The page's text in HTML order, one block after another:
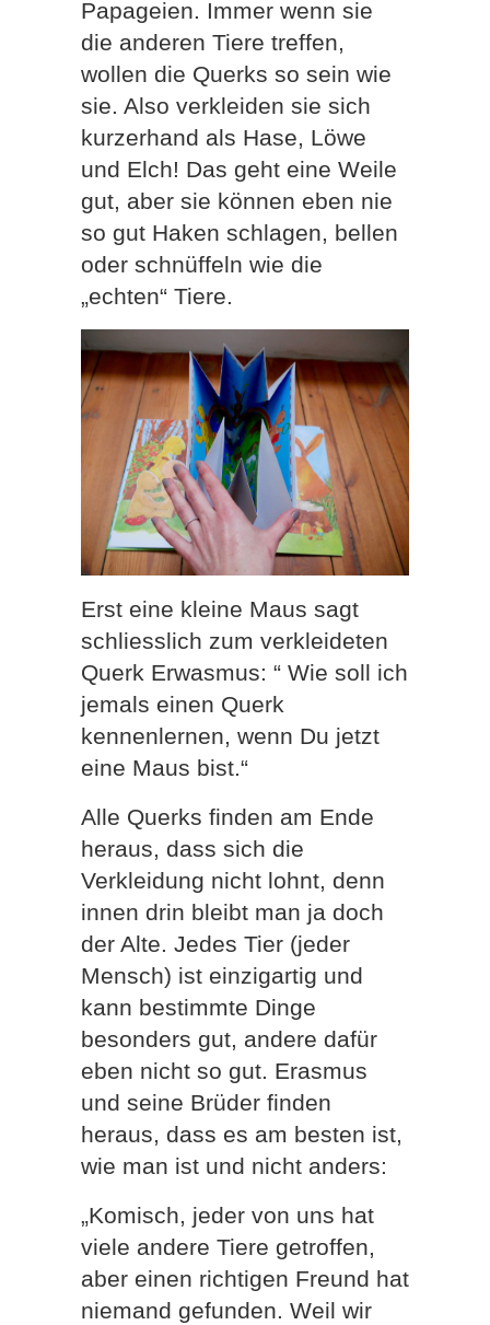
Papageien. Immer wenn sie
die anderen Tiere treffen,
wollen die Querks so sein wie
sie. Also verkleiden sie sich
kurzerhand als Hase, Löwe
und Elch! Das geht eine Weile
gut, aber sie können eben nie
so gut Haken schlagen, bellen
oder schnüffeln wie die
„echten“ Tiere.
Erst eine kleine Maus sagt
schliesslich zum verkleideten
Querk Erwasmus: “ Wie soll ich
jemals einen Querk
kennenlernen, wenn Du jetzt
eine Maus bist.“
Alle Querks finden am Ende
heraus, dass sich die
Verkleidung nicht lohnt, denn
innen drin bleibt man ja doch
der Alte. Jedes Tier (jeder
Mensch) ist einzigartig und
kann bestimmte Dinge
besonders gut, andere dafür
eben nicht so gut. Erasmus
und seine Brüder finden
heraus, dass es am besten ist,
wie man ist und nicht anders:
„Komisch, jeder von uns hat
viele andere Tiere getroffen,
aber einen richtigen Freund hat
niemand gefunden. Weil wir